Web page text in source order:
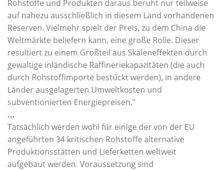
Rohstoffe und Produkten daraus beruht nur teilweise
auf nahezu ausschließlich in diesem Land vorhandenen
Reserven. Vielmehr spielt der Preis, zu dem China die
Weltmärkte beliefern kann, eine große Rolle. Dieser
resultiert zu einem Großteil aus Skaleneffekten durch
gewaltige inländische Raffineriekapazitäten (die auch
durch Rohstoffimporte bestückt werden), in andere
Länder ausgelagerten Umweltkosten und
subventionierten Energiepreisen."
...
Tatsächlich werden wohl für einige der von der EU
angeführten 34 kritischen Rohstoffe alternative
Produktionsstätten und Lieferketten weltweit
aufgebaut werden. Voraussetzung sind